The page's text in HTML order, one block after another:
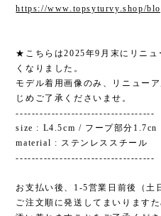
https://www.topsyturvy.shop/
★こちらは2025年9月末にリニュ
くなりました。
モデル着用画像のみ、リニュー
じめご了承くださいませ。
-----------------------------------
size : L4.5cm / フープ部分1.7cn
material : ステンレススチール
-----------------------------------
お支払い後、1-5営業日前後（土
ご注文順に発送してまいります